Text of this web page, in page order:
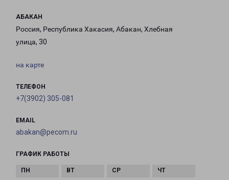
АБАКАН
Россия, Республика Хакасия, Абакан, Хлебная
улица, 30
на карте
ТЕЛЕФОН
+7(3902) 305-081
EMAIL
abakan@pecom.ru
ГРАФИК РАБОТЫ